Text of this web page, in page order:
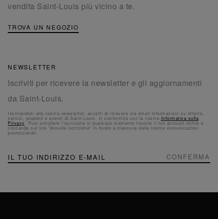
vendita Saint-Louis più vicino a te.
TROVA UN NEGOZIO
NEWSLETTER
Iscriviti per ricevere la newsletter e gli aggiornamenti
da Saint-Louis.
Iscrivendoti alla nostra newsletter, accetti di ricevere via email informazioni su offerte,
servizi, prodotti o eventi di Saint-Louis, in conformità con la nostra Informativa sulla
Privacy . Puoi annullare l'iscrizione in qualsiasi momento tramite il tuo account online o
cliccando sul link "Annulla iscrizione" in fondo a ciascuna delle nostre comunicazioni
promozionali.
NEWSLETTER
Iscriviti
alla
CONFERMA